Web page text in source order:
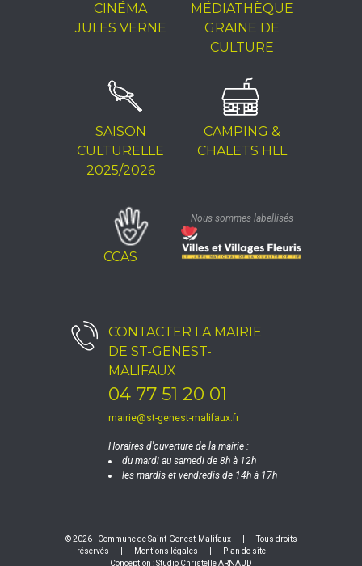
CINÉMA
JULES VERNE
MÉDIATHÈQUE
GRAINE DE
CULTURE
SAISON
CULTURELLE
2025/2026
CAMPING &
CHALETS HLL
CCAS
Nous sommes labellisés
CONTACTER LA MAIRIE
DE ST-GENEST-
MALIFAUX
04 77 51 20 01
mairie@st-genest-malifaux.fr
Horaires d'ouverture de la mairie :
du mardi au samedi de 8h à 12h
les mardis et vendredis de 14h à 17h
© 2026 - Commune de Saint-Genest-Malifaux
Tous droits
réservés
Mentions légales
Plan de site
Conception :Studio Christelle ARNAUD